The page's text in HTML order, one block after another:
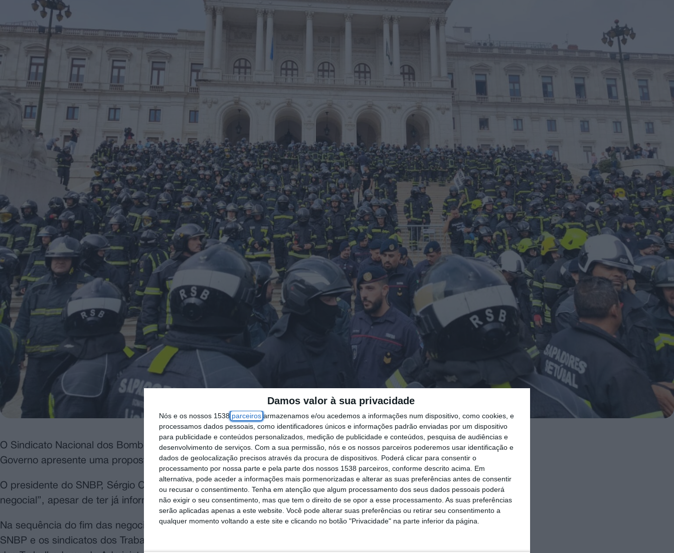
Damos valor à sua privacidade
Nós e os nossos 1538 parceiros armazenamos e/ou acedemos a informações num dispositivo, como cookies, e
processamos dados pessoais, como identificadores únicos e informações padrão enviadas por um dispositivo
para publicidade e conteúdos personalizados, medição de publicidade e conteúdos, pesquisa de audiências e
desenvolvimento de serviços. Com a sua permissão, nós e os nossos parceiros poderemos usar identificação e
dados de geolocalização precisos através da procura de dispositivos. Poderá clicar para consentir o
processamento por nossa parte e pela parte dos nossos 1538 parceiros, conforme descrito acima. Em
alternativa, pode aceder a informações mais pormenorizadas e alterar as suas preferências antes de consentir
ou recusar o consentimento. Tenha em atenção que algum processamento dos seus dados pessoais poderá
não exigir o seu consentimento, mas que tem o direito de se opor a esse processamento. As suas preferências
serão aplicadas apenas a este website. Você pode alterar suas preferências ou retirar seu consentimento a
qualquer momento voltando a este site e clicando no botão "Privacidade" na parte inferior da página.
O Sindicato Nacional dos Bombeiros Profissionais (SNBP) deu hoje um prazo até 10 de janeiro para que o
Governo apresente uma proposta negocial.
O presidente do SNBP, Sérgio Carvalho, afirmou à Lusa que a tutela “ainda não concretizou uma nova proposta
negocial”, apesar de ter já informado que tem resposta às reivindicações dos bombeiros.
Na sequência do fim das negociações no início do mês, após protestos que o Governo considerou excessivos, o
SNBP e os sindicatos dos Trabalhadores do Município de Lisboa, dos Trabalhadores da Administração Local e